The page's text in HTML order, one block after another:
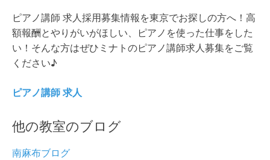
ピアノ講師 求人採用募集情報を東京でお探しの方へ！高
額報酬とやりがいがほしい、ピアノを使った仕事をした
い！そんな方はぜひミナトのピアノ講師求人募集をご覧
ください♪
ピアノ講師 求人
他の教室のブログ
南麻布ブログ